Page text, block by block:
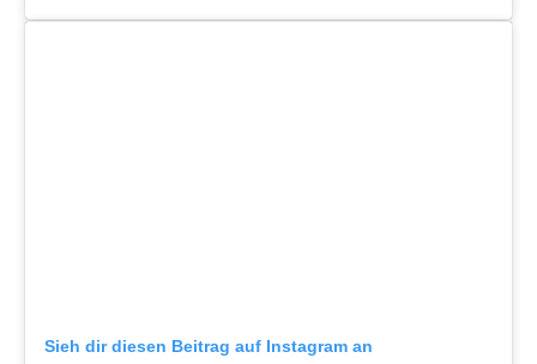
Sieh dir diesen Beitrag auf Instagram an